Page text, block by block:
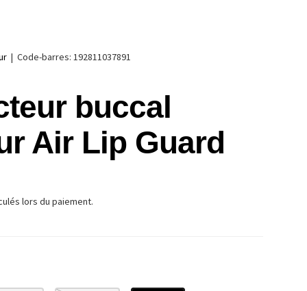
|Code-barres: 192811037891
buccal
Air Lip Guard
lors du paiement.